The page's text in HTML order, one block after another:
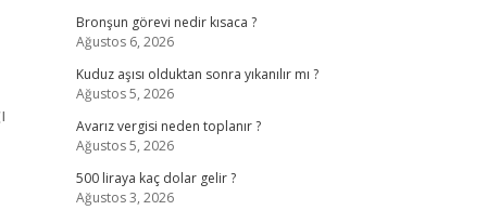
Bronşun görevi nedir kısaca ?
Ağustos 6, 2026
Kuduz aşısı olduktan sonra yıkanılır mı ?
Ağustos 5, 2026
Avarız vergisi neden toplanır ?
Ağustos 5, 2026
500 liraya kaç dolar gelir ?
Ağustos 3, 2026